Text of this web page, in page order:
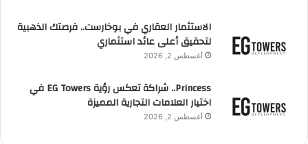
الاستثمار العقاري في بوخارست.. فرصتك الذهبية
لتحقيق أعلى عائد استثماري
أغسطس 2, 2026
Princess.. شراكة تعكس رؤية EG Towers في
اختيار العلامات التجارية المميزة
أغسطس 2, 2026